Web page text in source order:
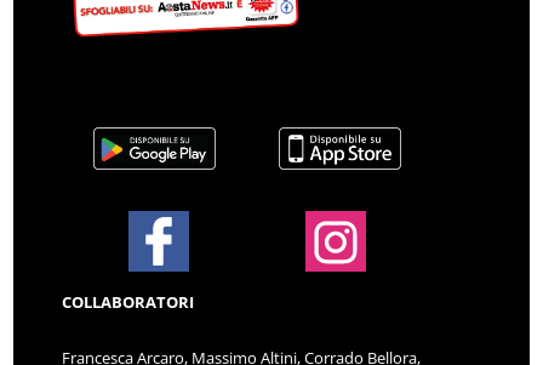
COLLABORATORI
Francesca Arcaro, Massimo Altini, Corrado Bellora,